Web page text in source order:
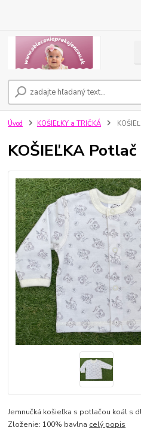
Úvod KOŠIEĽKY a TRIČKÁ
KOŠIEĽKA
Jemnučká košieľka s potlačou koál s
Zloženie: 100% bavlna celý popis